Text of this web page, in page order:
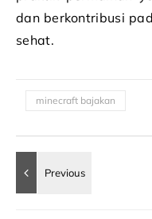
dan berkontribusi
sehat.
minecraft bajakan